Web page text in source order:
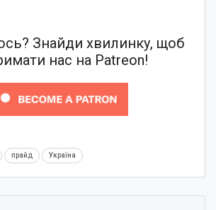
Знайди хвилинку, щоб
нас на Patreon!
прайд Україна